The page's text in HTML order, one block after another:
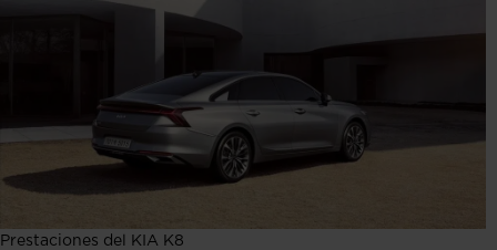
Prestaciones del KIA K8